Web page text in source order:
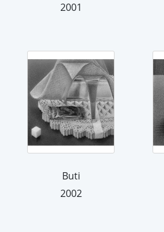
2001
Buti
2002